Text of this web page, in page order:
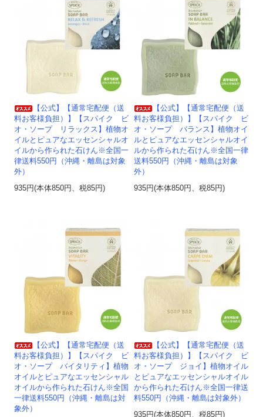
【公式】【通常宅配便（送
料お客様負担）】【スパイク ビ
オ・ソープ リラックス】植物オ
イルとピュアなエッセンシャルオ
イルから作られた石けん※全国一
律送料550円（沖縄・離島は対象
外）
935円(本体850円、税85円)
【公式】【通常宅配便（送
料お客様負担）】【スパイク ビ
オ・ソープ バランス】植物オイ
ルとピュアなエッセンシャルオイ
ルから作られた石けん※全国一律
送料550円（沖縄・離島は対象
外）
935円(本体850円、税85円)
【公式】【通常宅配便（送
料お客様負担）】【スパイク ビ
オ・ソープ バイタリティ】植物
オイルとピュアなエッセンシャル
オイルから作られた石けん※全国
一律送料550円（沖縄・離島は対
象外）
【公式】【通常宅配便（送
料お客様負担）】【スパイク ビ
オ・ソープ ジョイ】植物オイル
とピュアなエッセンシャルオイル
から作られた石けん※全国一律送
料550円（沖縄・離島は対象外）
935円(本体850円、税85円)